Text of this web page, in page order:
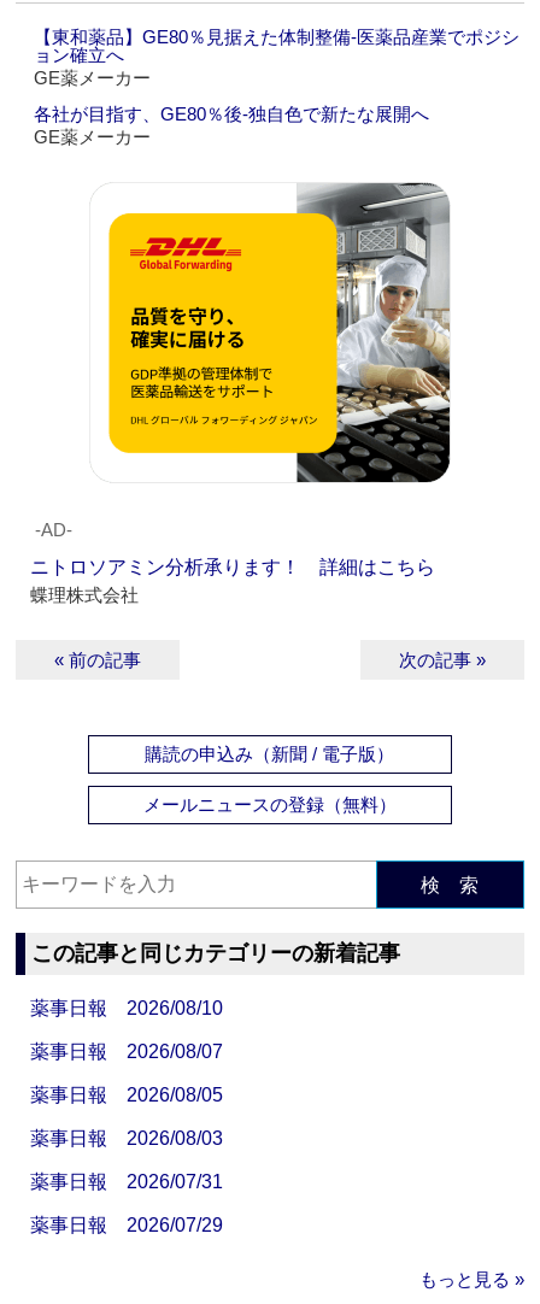
【東和薬品】GE80％見据えた体制整備‐医薬品産業でポジシ
ョン確立へ
GE薬メーカー
各社が目指す、GE80％後‐独自色で新たな展開へ
GE薬メーカー
‐AD‐
ニトロソアミン分析承ります！ 詳細はこちら
蝶理株式会社
« 前の記事 次の記事 »
購読の申込み（新聞 / 電子版）
メールニュースの登録（無料）
検 索
この記事と同じカテゴリーの新着記事
薬事日報 2026/08/10
薬事日報 2026/08/07
薬事日報 2026/08/05
薬事日報 2026/08/03
薬事日報 2026/07/31
薬事日報 2026/07/29
もっと見る »